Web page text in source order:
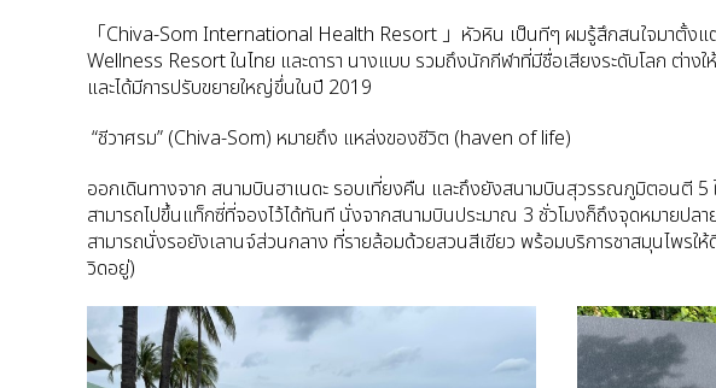
「Chiva-Som International Health Resort 」หัวหิน เป็นทีๆ ผมรู้สึกสนใจมาตั้ง
Wellness Resort ในไทย และดารา นางแบบ รวมถึงนักกีฬาที่มีชื่อเสียงระดับโลก ต่างใ
และได้มีการปรับขยายใหญ่ขึ่นในปี 2019
“ชีวาศรม” (Chiva-Som) หมายถึง แหล่งของชีวิต (haven of life)
ออกเดินทางจาก สนามบินฮาเนดะ รอบเที่ยงคืน และถึงยังสนามบินสุวรรณภูมิตอนตี 5
สามารถไปขึ้นแท็กซี่ที่จองไว้ได้ทันที นั่งจากสนามบินประมาณ 3 ชั่วโมงก็ถึงจุดหมายป
สามารถนั่งรอยังเลานจ์ส่วนกลาง ที่รายล้อมด้วยสวนสีเขียว พร้อมบริการชาสมุนไพ
วิดอยู่)